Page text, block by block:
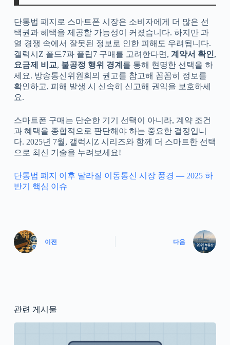
단통법 폐지로 스마트폰 시장은 소비자에게 더 많은 선
택권과 혜택을 제공할 가능성이 커졌습니다. 하지만 과
열 경쟁 속에서 잘못된 정보로 인한 피해도 우려됩니다.
갤럭시Z 폴드7과 플립7 구매를 고려한다면, 계약서 확인,
요금제 비교, 불공정 행위 경계 를 통해 현명한 선택을 하
세요. 방송통신위원회의 권고를 참고해 꼼꼼히 정보를
확인하고, 피해 발생 시 신속히 신고해 권익을 보호하세
요.
스마트폰 구매는 단순한 기기 선택이 아니라, 계약 조건
과 혜택을 종합적으로 판단해야 하는 중요한 결정입니
다. 2025년 7월, 갤럭시Z 시리즈와 함께 더 스마트한 선택
으로 최신 기술을 누려보세요!
단통법 폐지 이후 달라질 이동통신 시장 풍경 ― 2025 하
반기 핵심 이슈
이전 다음
관련 게시물